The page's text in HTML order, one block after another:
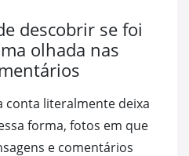
descobrir se foi
olhada nas
conta literalmente deixa
forma, fotos em que
e comentários